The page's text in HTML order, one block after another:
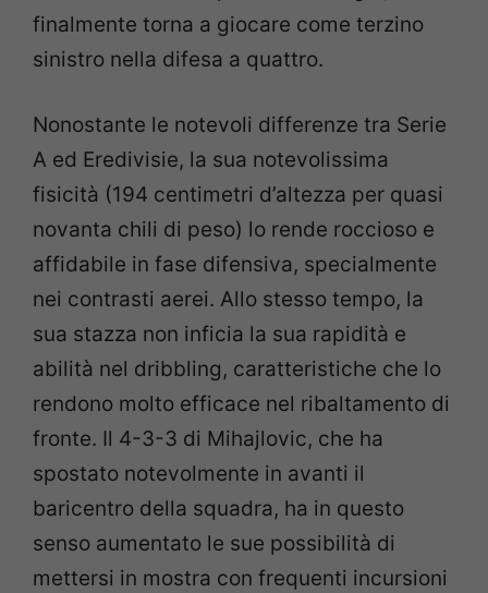
finalmente torna a giocare come terzino
sinistro nella difesa a quattro.
Nonostante le notevoli differenze tra Serie
A ed Eredivisie, la sua notevolissima
fisicità (194 centimetri d’altezza per quasi
novanta chili di peso) lo rende roccioso e
affidabile in fase difensiva, specialmente
nei contrasti aerei. Allo stesso tempo, la
sua stazza non inficia la sua rapidità e
abilità nel dribbling, caratteristiche che lo
rendono molto efficace nel ribaltamento di
fronte. Il 4-3-3 di Mihajlovic, che ha
spostato notevolmente in avanti il
baricentro della squadra, ha in questo
senso aumentato le sue possibilità di
mettersi in mostra con frequenti incursioni